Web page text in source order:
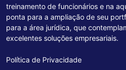
treinamento de funcionários e na
ponta para a ampliação de seu
para a área jurídica, que
excelentes soluções empresariais.
Política de Privacidade